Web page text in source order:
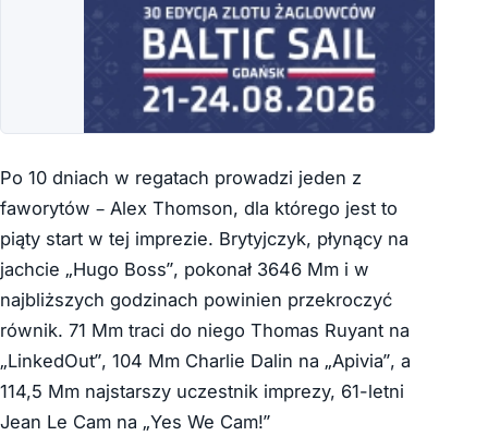
Po 10 dniach w regatach prowadzi jeden z
faworytów – Alex Thomson, dla którego jest to
piąty start w tej imprezie. Brytyjczyk, płynący na
jachcie „Hugo Boss”, pokonał 3646 Mm i w
najbliższych godzinach powinien przekroczyć
równik. 71 Mm traci do niego Thomas Ruyant na
„LinkedOut”, 104 Mm Charlie Dalin na „Apivia”, a
114,5 Mm najstarszy uczestnik imprezy, 61-letni
Jean Le Cam na „Yes We Cam!”